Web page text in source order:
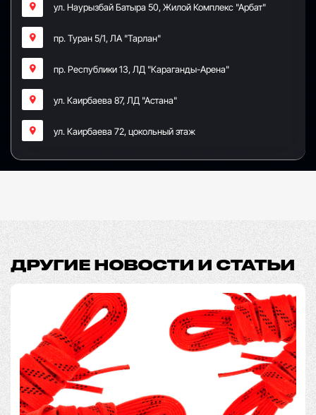
ул. Наурызбай Батыра 50, Жилой Комплекс "Арбат"
пр. Туран 5/1, ЛА "Тарлан"
пр. Республики 13, ​ЛД "Караганды-Арена"
ул. Каирбаева 87, ЛД "Астана"
ул. Каирбаева 72, цокольный этаж
ДРУГИЕ НОВОСТИ И СТАТЬИ